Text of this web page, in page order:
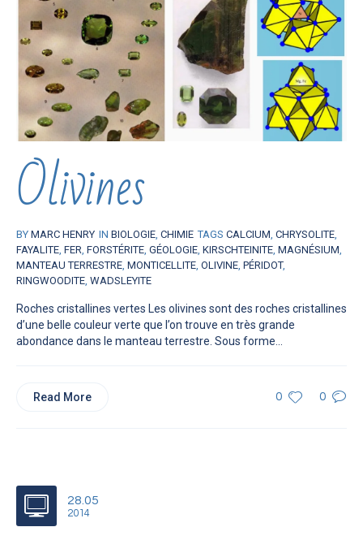
Olivines
BY MARC HENRY IN BIOLOGIE, CHIMIE TAGS CALCIUM, CHRYSOLITE,
FAYALITE, FER, FORSTÉRITE, GÉOLOGIE, KIRSCHTEINITE, MAGNÉSIUM,
MANTEAU TERRESTRE, MONTICELLITE, OLIVINE, PÉRIDOT,
RINGWOODITE, WADSLEYITE
Roches cristallines vertes Les olivines sont des roches cristallines
d’une belle couleur verte que l’on trouve en très grande
abondance dans le manteau terrestre. Sous forme...
0 0
Read More
28.05
2014